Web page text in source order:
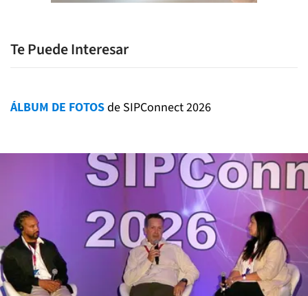
Te Puede Interesar
ÁLBUM DE FOTOSde SIPConnect 2026